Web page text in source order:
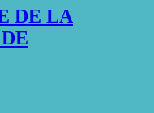
DE LA